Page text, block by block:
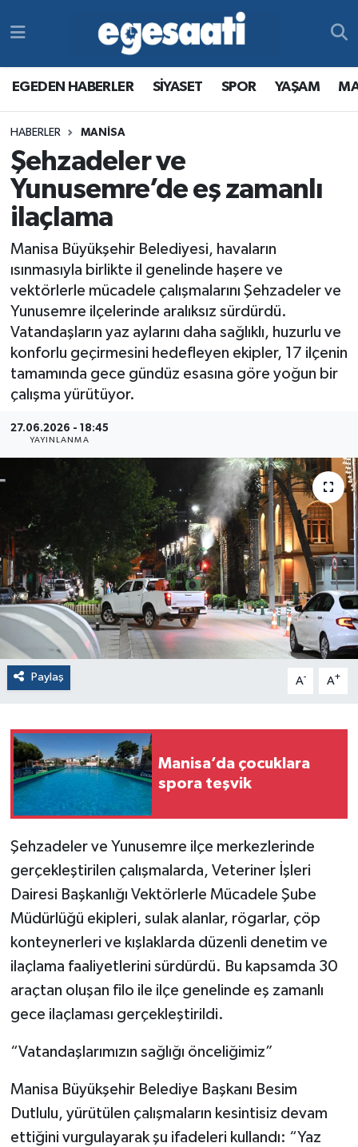
EGEDEN HABERLER SİYASET SPOR YAŞAM
HABERLER MANİSA
Şehzadeler ve
Yunusemre’de eş zamanlı
ilaçlama
Manisa Büyükşehir Belediyesi, havaların
ısınmasıyla birlikte il genelinde haşere ve
vektörlerle mücadele çalışmalarını Şehzadeler ve
Yunusemre ilçelerinde aralıksız sürdürdü.
Vatandaşların yaz aylarını daha sağlıklı, huzurlu ve
konforlu geçirmesini hedefleyen ekipler, 17 ilçenin
tamamında gece gündüz esasına göre yoğun bir
çalışma yürütüyor.
27.06.2026 - 18:45
YAYINLANMA
Paylaş A- A+
Manisa’da çocuklara
spora teşvik
Şehzadeler ve Yunusemre ilçe merkezlerinde
gerçekleştirilen çalışmalarda, Veteriner İşleri
Dairesi Başkanlığı Vektörlerle Mücadele Şube
Müdürlüğü ekipleri, sulak alanlar, rögarlar, çöp
konteynerleri ve kışlaklarda düzenli denetim ve
ilaçlama faaliyetlerini sürdürdü. Bu kapsamda 30
araçtan oluşan filo ile ilçe genelinde eş zamanlı
gece ilaçlaması gerçekleştirildi.
“Vatandaşlarımızın sağlığı önceliğimiz”
Manisa Büyükşehir Belediye Başkanı Besim
Dutlulu, yürütülen çalışmaların kesintisiz devam
ettiğini vurgulayarak şu ifadeleri kullandı: “Yaz
MAGAZİN
RESMİ REKLAMLAR
YAŞAM
MAGAZİN
RESMİ REKLAMLAR
Egemax TV
Tüm Manşetler
Son Dakika Haberleri
Haber Arşivi